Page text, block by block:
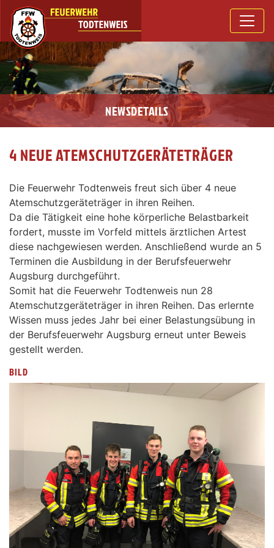
NEWSDETAILS
4 NEUE ATEMSCHUTZGERÄTETRÄGER
Die Feuerwehr Todtenweis freut sich über 4 neue
Atemschutzgeräteträger in ihren Reihen.
Da die Tätigkeit eine hohe körperliche Belastbarkeit
fordert, musste im Vorfeld mittels ärztlichen Artest
diese nachgewiesen werden. Anschließend wurde an 5
Terminen die Ausbildung in der Berufsfeuerwehr
Augsburg durchgeführt.
Somit hat die Feuerwehr Todtenweis nun 28
Atemschutzgeräteträger in ihren Reihen. Das erlernte
Wissen muss jedes Jahr bei einer Belastungsübung in
der Berufsfeuerwehr Augsburg erneut unter Beweis
gestellt werden.
BILD